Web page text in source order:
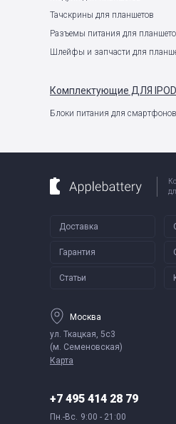
Тачскрины для планшетов
Разъемы питания для
Шлейфы и запчасти для
Комплектующие ДЛЯ IPOD
Блоки питания для смартфонов
Доставка
Гарантия
Статьи
Москва
ул. Ткацкая, 5с3
(м. Семеновская)
Карта
+7 495 414 28 79
Пн.-Вс.
9:00 - 21:00